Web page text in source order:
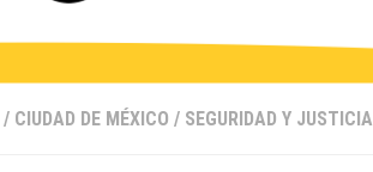
/ CIUDAD DE MÉXICO / SEGURIDAD Y JUSTICIA